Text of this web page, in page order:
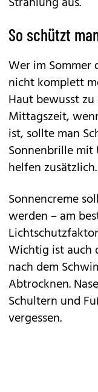
So schützt
Wer im Sommer
nicht komplett
Haut bewusst
Mittagszeit,
ist, sollte man
Sonnenbrille
helfen zusätzlich.
Sonnencreme
werden – am
Wichtig ist auch
nach dem
Abtrocknen.
Schultern und
vergessen.